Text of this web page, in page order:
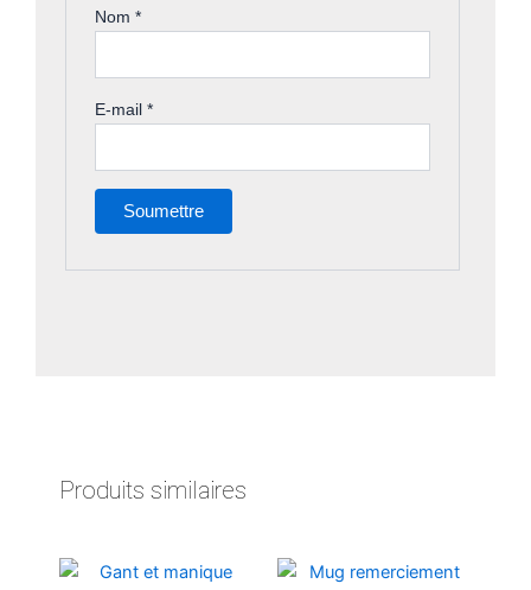
Nom*
E-mail*
Produits similaires